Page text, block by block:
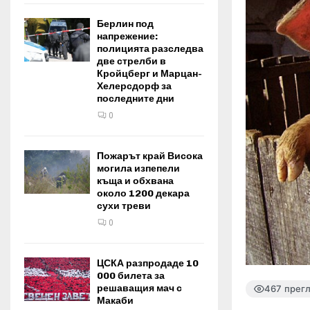
467
Берлин под
напрежение:
полицията разследва
две стрелби в
Кройцберг и Марцан-
Хелерсдорф за
последните дни
0
Пожарът край Висока
могила изпепели
къща и обхвана
около 1200 декара
сухи треви
0
ЦСКА разпродаде 10
000 билета за
решаващия мач с
Макаби